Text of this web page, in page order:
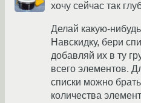
хочу сейчас так
Делай какую-
Навскидку, бери
добавляй их в ту
всего элементов.
списки можно
количества